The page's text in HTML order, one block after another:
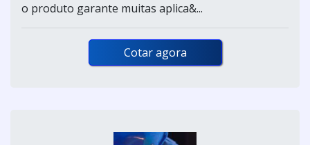
o produto garante muitas aplica&...
Cotar agora